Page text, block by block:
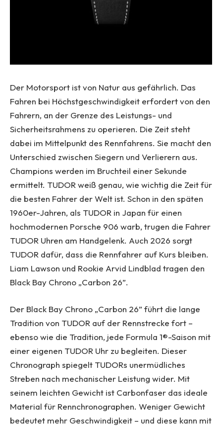
Der Motorsport ist von Natur aus gefährlich. Das
Fahren bei Höchstgeschwindigkeit erfordert von den
Fahrern, an der Grenze des Leistungs- und
Sicherheitsrahmens zu operieren. Die Zeit steht
dabei im Mittelpunkt des Rennfahrens. Sie macht den
Unterschied zwischen Siegern und Verlierern aus.
Champions werden im Bruchteil einer Sekunde
ermittelt. TUDOR weiß genau, wie wichtig die Zeit für
die besten Fahrer der Welt ist. Schon in den späten
1960er-Jahren, als TUDOR in Japan für einen
hochmodernen Porsche 906 warb, trugen die Fahrer
TUDOR Uhren am Handgelenk. Auch 2026 sorgt
TUDOR dafür, dass die Rennfahrer auf Kurs bleiben.
Liam Lawson und Rookie Arvid Lindblad tragen den
Black Bay Chrono „Carbon 26”.
Der Black Bay Chrono „Carbon 26” führt die lange
Tradition von TUDOR auf der Rennstrecke fort –
ebenso wie die Tradition, jede Formula 1®-Saison mit
einer eigenen TUDOR Uhr zu begleiten. Dieser
Chronograph spiegelt TUDORs unermüdliches
Streben nach mechanischer Leistung wider. Mit
seinem leichten Gewicht ist Carbonfaser das ideale
Material für Rennchronographen. Weniger Gewicht
bedeutet mehr Geschwindigkeit – und diese kann mit